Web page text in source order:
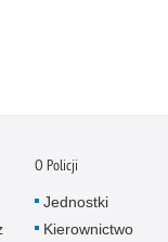
O Policji
Jednostki
Kierownictwo